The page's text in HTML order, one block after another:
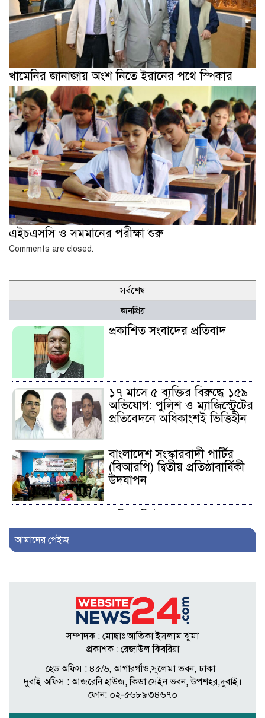
খামেনির জানাজায় অংশ নিতে ইরানের পথে স্পিকার
এইচএসসি ও সমমানের পরীক্ষা শুরু
Comments are closed.
সর্বশেষ
জনপ্রিয়
প্রকাশিত সংবাদের প্রতিবাদ
১৭ মাসে ৫ ব্যক্তির বিরুদ্ধে ১৫৯
অভিযোগ: পুলিশ ও ম্যাজিস্ট্রেটের
প্রতিবেদনে অধিকাংশই ভিত্তিহীন
বাংলাদেশ সংস্কারবাদী পার্টির
(বিআরপি) দ্বিতীয় প্রতিষ্ঠাবার্ষিকী
উদযাপন
ঘোষণার দাবি, আলোচনায়
সম্পাদককে!
শিকলবাহা জলাবদ্ধতা নিরসনে
মাঠে ইউপি সদস্য নুরুল ইসলাম
৭ প্রতিষ্ঠানে সাত বছর অডিট
নেই, নোটিশেরও জবাব নেই:
আমাদের পেইজ
সম্পাদক : মোছাঃ আতিকা ইসলাম ঝুমা
প্রকাশক : রেজাউল কিবরিয়া
হেড অফিস : ৪৫/৬, আগারগাঁও,সুলেমা ভবন, ঢাকা।
দুবাই অফিস : আজরেনি হাউজ, কিডা সেইন ভবন, উপশহর,দুবাই।
ফোন: ০২-৫৬৮৯৩৪৬৭০